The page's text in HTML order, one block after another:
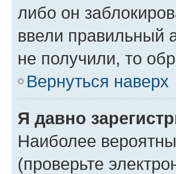
либо он
ввели правильный
не получили, то
Вернуться наверх
Я давно
Наиболее
(проверьте